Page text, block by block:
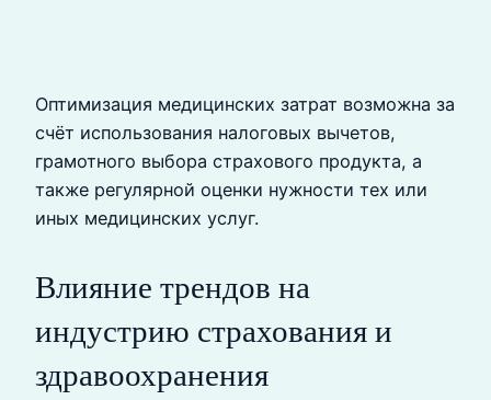
Оптимизация медицинских затрат возможна за
счёт использования налоговых вычетов,
грамотного выбора страхового продукта, а
также регулярной оценки нужности тех или
иных медицинских услуг.
Влияние трендов на
индустрию страхования и
здравоохранения